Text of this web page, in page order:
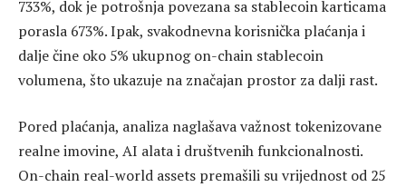
733%, dok je potrošnja povezana sa stablecoin karticama
porasla 673%. Ipak, svakodnevna korisnička plaćanja i
dalje čine oko 5% ukupnog on-chain stablecoin
volumena, što ukazuje na značajan prostor za dalji rast.
Pored plaćanja, analiza naglašava važnost tokenizovane
realne imovine, AI alata i društvenih funkcionalnosti.
On-chain real-world assets premašili su vrijednost od 25